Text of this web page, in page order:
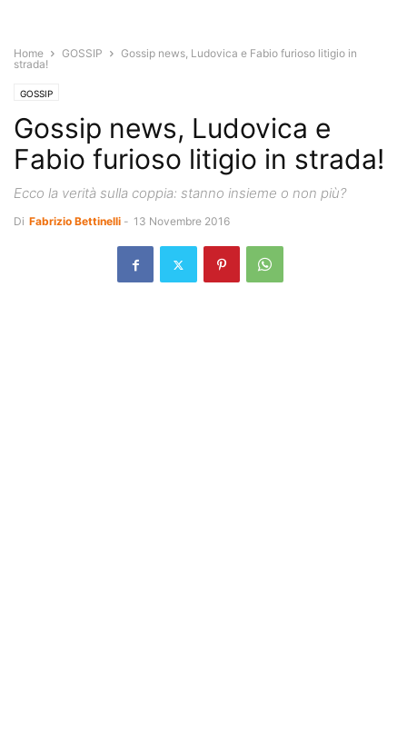
Home GOSSIP
Gossip news, Ludovica e Fabio furioso litigio in
strada!
GOSSIP
Gossip news, Ludovica e
Fabio furioso litigio in strada!
Ecco la verità sulla coppia: stanno insieme o non più?
Di Fabrizio Bettinelli - 13 Novembre 2016